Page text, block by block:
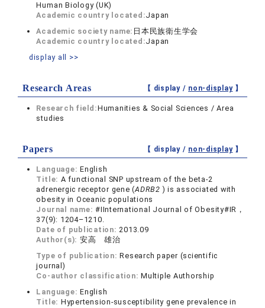
Human Biology (UK)
Academic country located:Japan
Academic society name: 日本民族衛生学会
Academic country located:Japan
display all >>
Research Areas 【 display / non-display】
Research field:Humanities & Social Sciences / Area
studies
Papers 【 display / non-display】
Language:English
Title: A functional SNP upstream of the beta-2
adrenergic receptor gene (ADRB2 ) is associated with
obesity in Oceanic populations
Journal name:#IInternational Journal of Obesity#IR，
37(9): 1204–1210.
Date of publication:2013.09
Author(s): 安高 雄治
Type of publication:Research paper (scientific
journal)
Co-author classification:Multiple Authorship
Language:English
Title: Hypertension-susceptibility gene prevalence in